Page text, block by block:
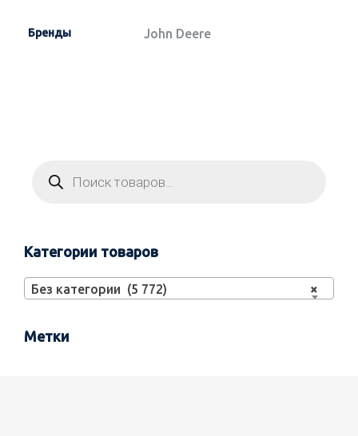
Бренды John Deere
Категории товаров
×
Без категории (5 772)
Метки